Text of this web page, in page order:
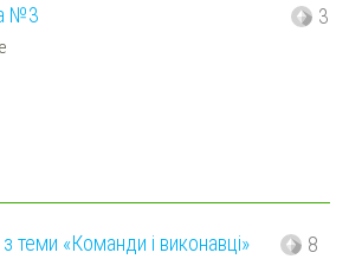
№3 3
теми «Команди і виконавці» 8